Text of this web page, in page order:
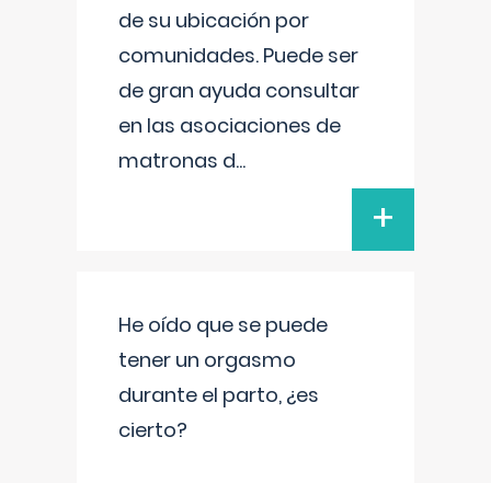
de su ubicación por
comunidades. Puede ser
de gran ayuda consultar
en las asociaciones de
matronas d...
+
He oído que se puede
tener un orgasmo
durante el parto, ¿es
cierto?